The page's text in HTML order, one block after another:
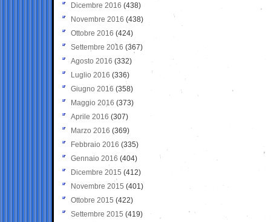
Dicembre 2016 (438)
Novembre 2016 (438)
Ottobre 2016 (424)
Settembre 2016 (367)
Agosto 2016 (332)
Luglio 2016 (336)
Giugno 2016 (358)
Maggio 2016 (373)
Aprile 2016 (307)
Marzo 2016 (369)
Febbraio 2016 (335)
Gennaio 2016 (404)
Dicembre 2015 (412)
Novembre 2015 (401)
Ottobre 2015 (422)
Settembre 2015 (419)